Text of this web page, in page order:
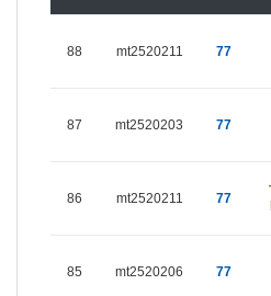
88 mt2520211 77
87 mt2520203 77
86 mt2520211 77
85 mt2520206 77